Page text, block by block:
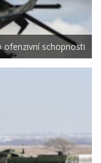
ofenzivní schopnosti